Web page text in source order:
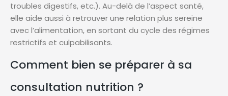
troubles digestifs, etc.). Au-delà de l’aspect santé,
elle aide aussi à retrouver une relation plus sereine
avec l’alimentation, en sortant du cycle des régimes
restrictifs et culpabilisants.
Comment bien se préparer à sa
consultation nutrition ?